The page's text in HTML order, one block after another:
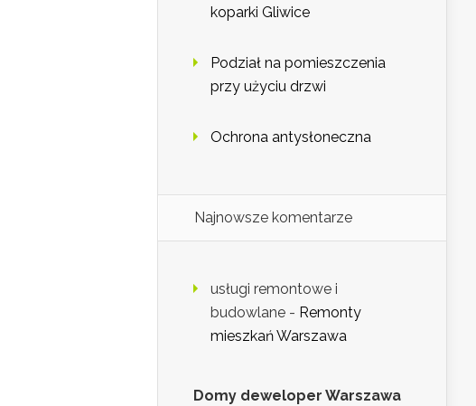
koparki Gliwice
Podział na pomieszczenia
przy użyciu drzwi
Ochrona antysłoneczna
Najnowsze komentarze
usługi remontowe i
budowlane - Remonty
mieszkań Warszawa
Domy deweloper Warszawa